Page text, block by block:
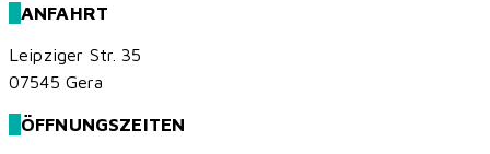
ANFAHRT
Leipziger Str. 35
07545 Gera
ÖFFNUNGSZEITEN